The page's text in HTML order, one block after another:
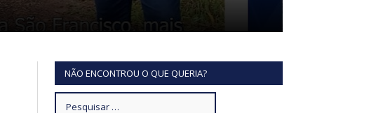
NÃO ENCONTROU O QUE QUERIA?